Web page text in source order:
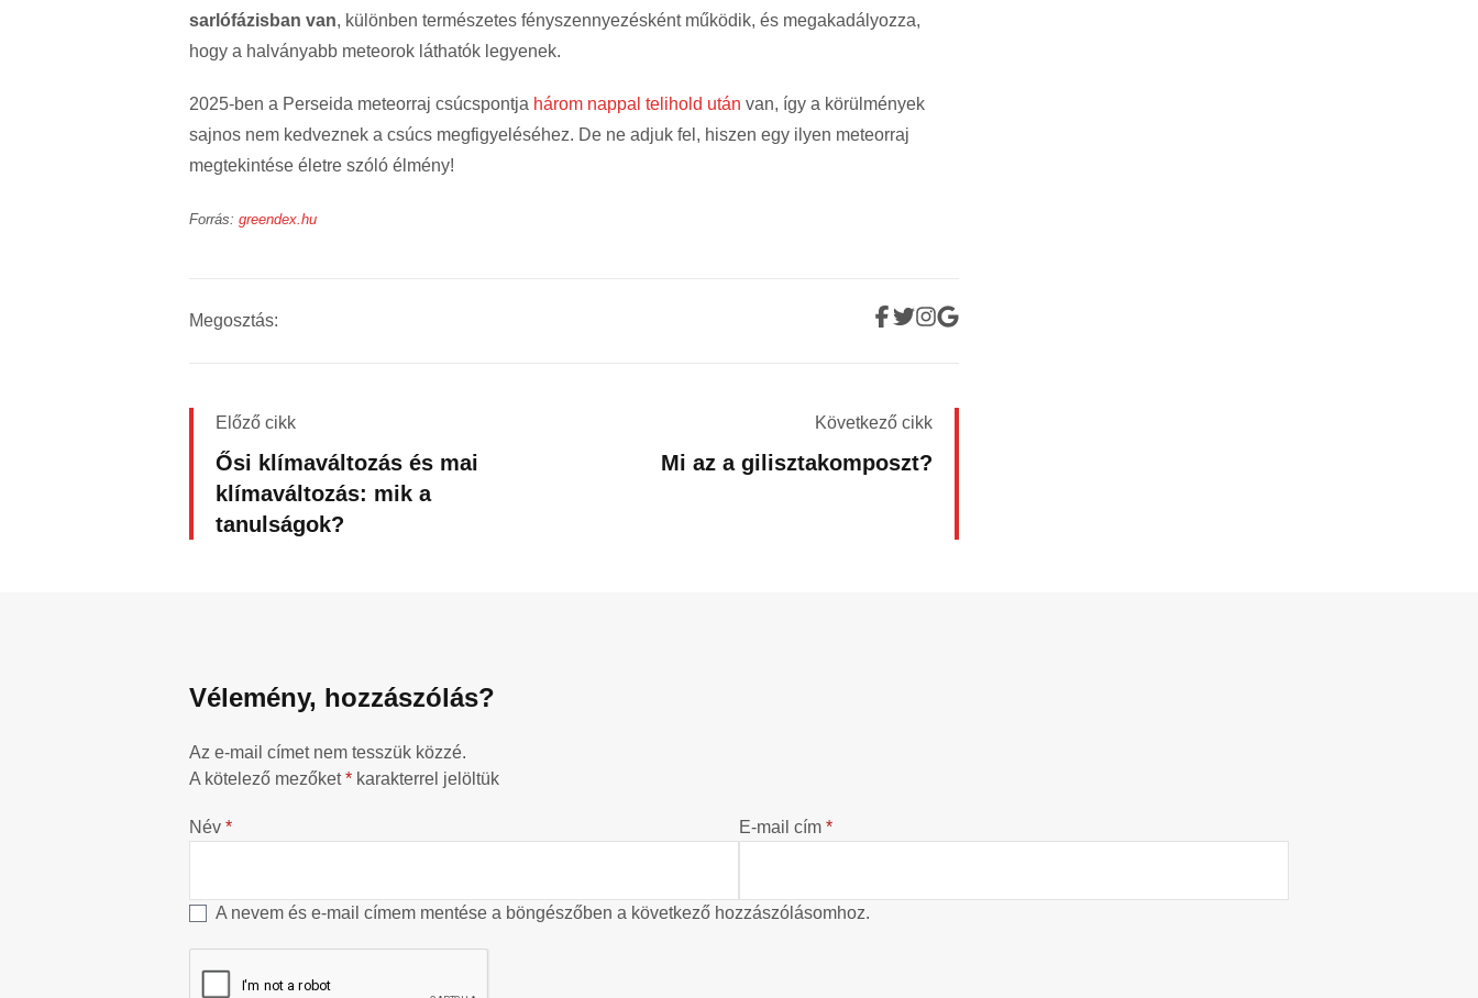
sarlófázisban van, különben természetes fényszennyezésként működik, és megakadályozza,
hogy a halványabb meteorok láthatók legyenek.
2025-ben a Perseida meteorraj csúcspontja három nappal telihold után van, így a körülmények
sajnos nem kedveznek a csúcs megfigyeléséhez. De ne adjuk fel, hiszen egy ilyen meteorraj
megtekintése életre szóló élmény!
Forrás: greendex.hu
Megosztás:
Előző cikk
Ősi klímaváltozás és mai
klímaváltozás: mik a
tanulságok?
Következő cikk
Mi az a gilisztakomposzt?
Vélemény, hozzászólás?
Az e-mail címet nem tesszük közzé.
A kötelező mezőket* karakterrel jelöltük
Név * E-mail cím *
A nevem és e-mail címem mentése a böngészőben a következő hozzászólásomhoz.